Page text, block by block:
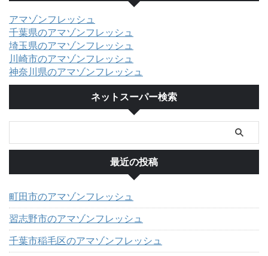
アマゾンフレッシュ
千葉県のアマゾンフレッシュ
埼玉県のアマゾンフレッシュ
川崎市のアマゾンフレッシュ
神奈川県のアマゾンフレッシュ
ネットスーパー検索
最近の投稿
町田市のアマゾンフレッシュ
習志野市のアマゾンフレッシュ
千葉市稲毛区のアマゾンフレッシュ